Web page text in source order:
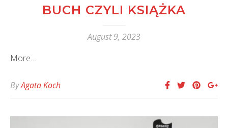
BUCH CZYLI KSIĄŻKA
August 9, 2023
More…
ByAgata Koch